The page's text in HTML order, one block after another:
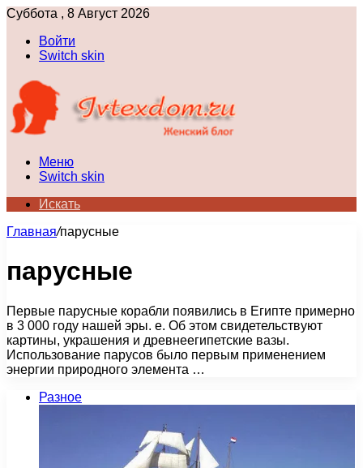
Суббота , 8 Август 2026
Войти
Switch skin
Меню
Switch skin
Искать
Главная/парусные
парусные
Первые парусные корабли появились в Египте примерно
в 3 000 году нашей эры. e. Об этом свидетельствуют
картины, украшения и древнеегипетские вазы.
Использование парусов было первым применением
энергии природного элемента …
Разное